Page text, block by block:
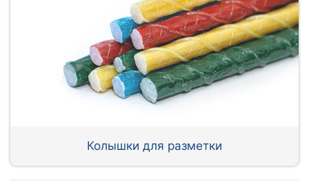
Колышки для разметки